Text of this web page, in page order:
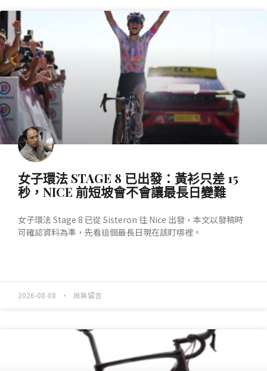
女子環法 STAGE 8 已出發：黃衫只差 15
秒，NICE 前短坡會不會讓最長日變難
女子環法 Stage 8 已從 Sisteron 往 Nice 出發，本文以發稿時
可確認資料為準，先看這個最長日現在該盯哪裡。
2026-08-08 尚無留言